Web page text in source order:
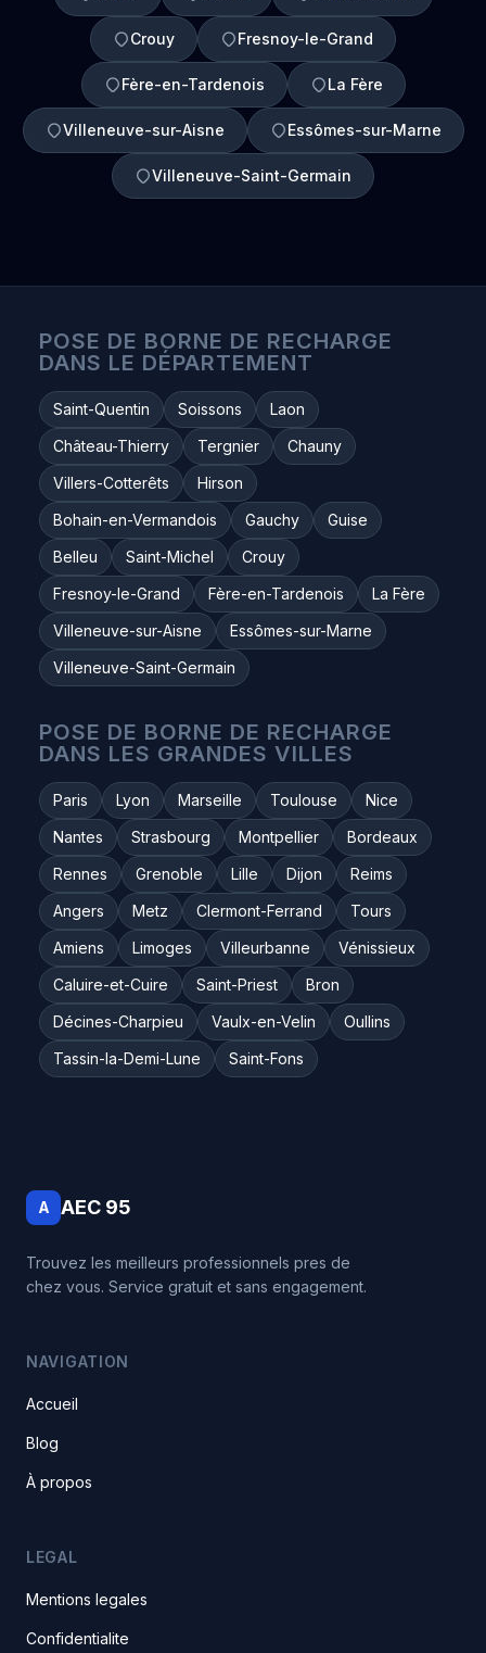
Crouy Fresnoy-le-Grand
Fère-en-Tardenois La Fère
Villeneuve-sur-Aisne Essômes-sur-Marne
Villeneuve-Saint-Germain
POSE DE BORNE DE RECHARGE
DANS LE DÉPARTEMENT
Saint-Quentin Soissons
Laon
Château-Thierry
Tergnier
Chauny
Villers-Cotterêts
Hirson
Bohain-en-Vermandois
Gauchy
Guise
Belleu
Saint-Michel
Crouy
Fresnoy-le-Grand
Fère-en-Tardenois
La Fère
Villeneuve-sur-Aisne
Essômes-sur-Marne
Villeneuve-Saint-Germain
POSE DE BORNE DE RECHARGE
DANS LES GRANDES VILLES
Paris Lyon Marseille Toulouse
Nice
Nantes
Strasbourg Montpellier
Bordeaux
Rennes
Grenoble Lille Dijon
Reims
Angers
Metz Clermont-Ferrand
Tours
Amiens
Limoges Villeurbanne
Vénissieux
Caluire-et-Cuire
Saint-Priest
Bron
Décines-Charpieu
Vaulx-en-Velin
Oullins
Tassin-la-Demi-Lune
Saint-Fons
A AEC 95
Trouvez les meilleurs professionnels pres de
chez vous. Service gratuit et sans engagement.
NAVIGATION
Accueil
Blog
À propos
LEGAL
Mentions legales
Confidentialite